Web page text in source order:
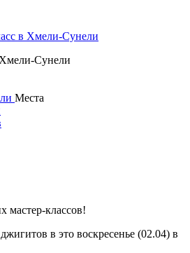
в Хмели-Сунели
Хмели-Сунели
Места
мастер-классов!
в это воскресенье (02.04) в